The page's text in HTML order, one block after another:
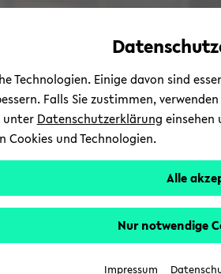
zum
zum
zum
Technologien. Einige davon sind
Falls Sie zustimmen,
unter Datenschutzerklärung einsehen
und Technologien.
Alle
Nur notwendige
Impressum